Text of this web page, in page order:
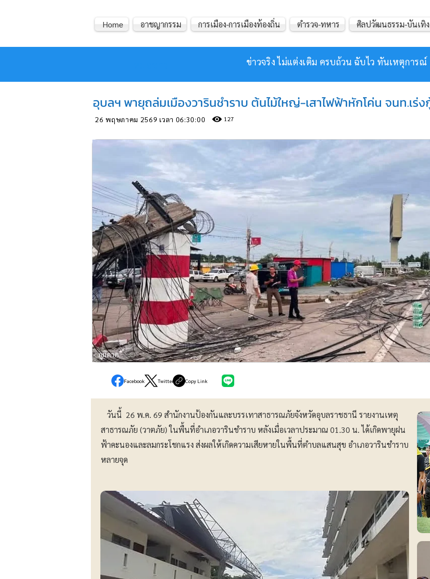
ข่าวจริง ไม่แต่งเติม ครบถ้วน ฉับไว ทันเหตุการณ์
Home อาชญากรรม การเมือง-การเมืองท้องถิ่น ตำรวจ-ทหาร ศิลปวัฒนธรรม-บันเทิง
อุบลฯ พายุถล่มเมืองวารินชำราบ ต้นไม้ใหญ่-เสาไฟฟ้าหักโค่น จนท.เร่ง
26 พฤษภาคม 2569 เวลา 06:30:00 127
ภูมิภาค
Facebook Twitter Copy Link
วันนี้ 26 พ.ค. 69 สำนักงานป้องกันและบรรเทาสาธารณภัยจังหวัดอุบลราชธานี รายงานเหตุ
สาธารณภัย (วาตภัย) ในพื้นที่อำเภอวารินชำราบ หลังเมื่อเวลาประมาณ 01.30 น. ได้เกิดพายุฝน
ฟ้าคะนองและลมกระโชกแรง ส่งผลให้เกิดความเสียหายในพื้นที่ตำบลแสนสุข อำเภอวารินชำราบ
หลายจุด
เ
ช
ข่า